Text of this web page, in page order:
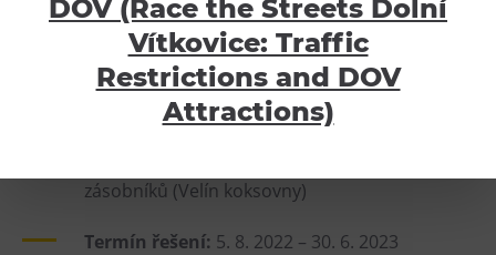
(Velín koksovny)
Bolt Tower
Velký svět techniky
Malý svět techniky U6
Gong
Hornické muzeum
Základní informace
zásobníků (Velín koksovny)
Termín řešení: 5. 8. 2022 – 30. 6. 2023
DOV (Race the Streets Dolní
Vítkovice: Traffic
Restrictions and DOV
Attractions)